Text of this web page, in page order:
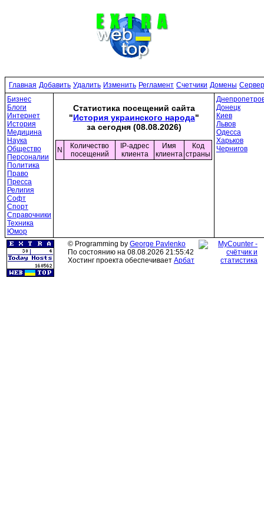
Главная Добавить Удалить Изменить Регламент Счетчики Домены
Бизнес
Блоги
Интернет
История
Медицина
Наука
Общество
Персоналии
Политика
Право
Пресса
Религия
Софт
Спорт
Справочники
Техника
Юмор
Статистика посещений сайта
"История украинского народа"
за сегодня (08.08.2026)
N
Количество
посещений
IP-адрес
клиента
Имя
клиента
Код
страны
Донецк
Киев
Львов
Одесса
Харьков
Чернигов
© Programming by George Pavlenko
По состоянию на 08.08.2026 21:55:42
Хостинг проекта обеспечивает Арбат